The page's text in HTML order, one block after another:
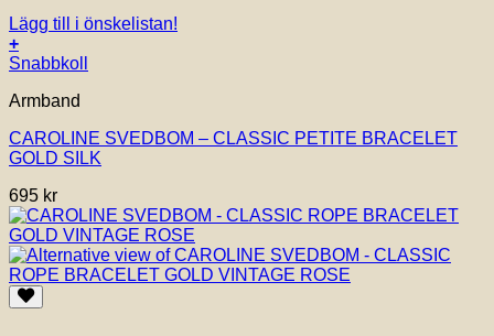
Lägg till i önskelistan!
+
Snabbkoll
Armband
CAROLINE SVEDBOM – CLASSIC PETITE BRACELET
GOLD SILK
695 kr